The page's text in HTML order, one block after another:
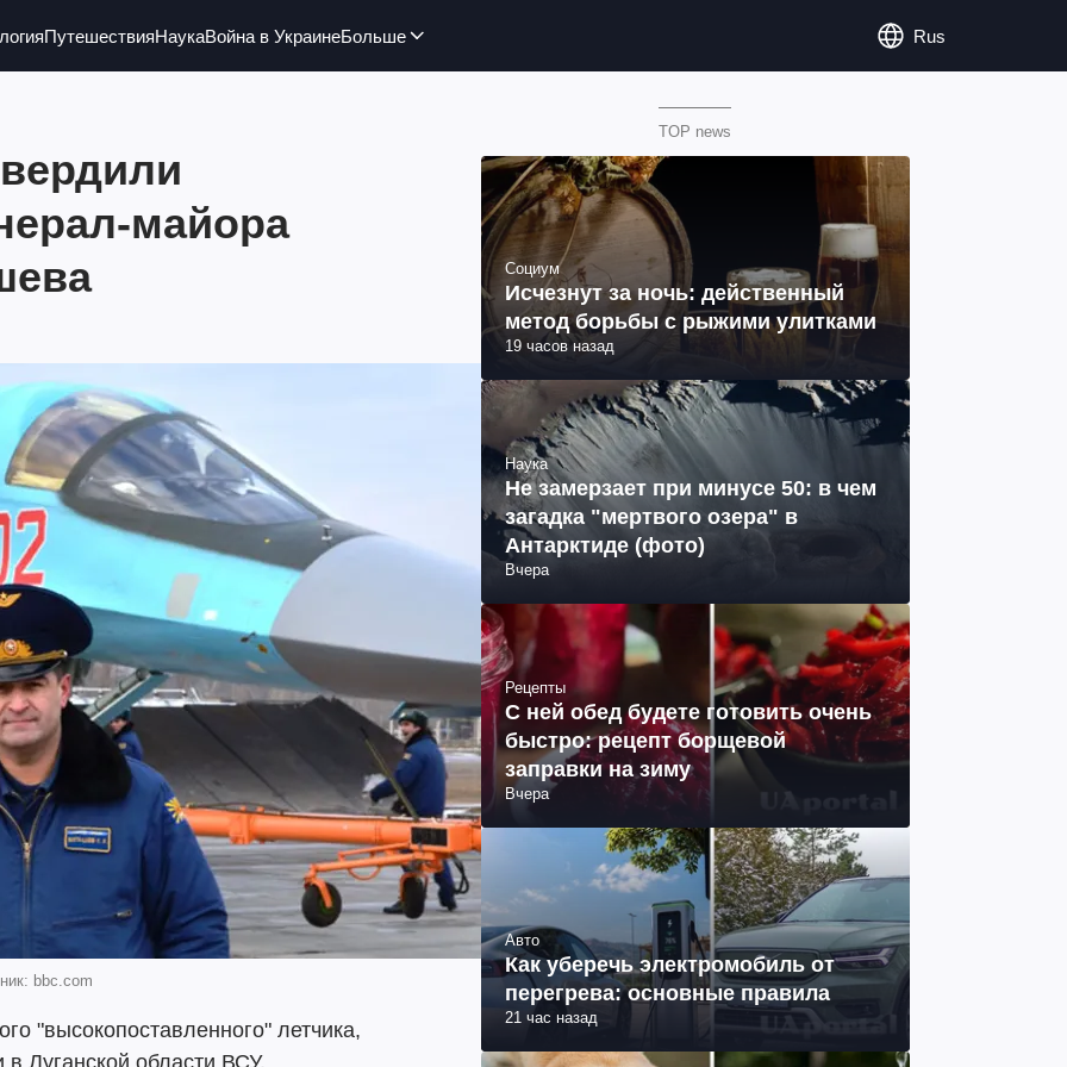
ПутешествияНаукаВойна в УкраинеБольше Rus
майора
bbc.com
"высокопоставленного" летчика,
Луганской области ВСУ.
TOP news
Социум
Исчезнут за ночь: действенный
метод борьбы с рыжими улитками
19 часов назад
Наука
Не замерзает при минусе 50: в чем
загадка "мертвого озера" в
Антарктиде (фото)
Вчера
Рецепты
С ней обед будете готовить очень
быстро: рецепт борщевой
заправки на зиму
Вчера
Авто
Как уберечь электромобиль от
перегрева: основные правила
21 час назад